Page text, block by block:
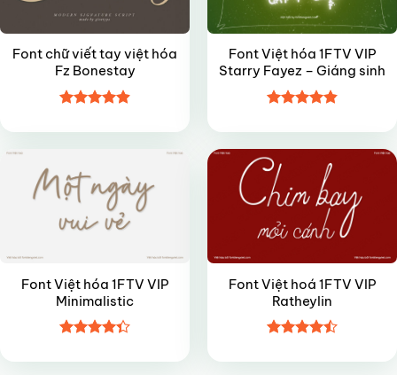
Font chữ viết tay việt hóa
Fz Bonestay
hạng4.95
Font Việt hóa 1FTV VIP
Starry Fayez – Giáng sinh
hạng4.85
5 sao
Font Việt hóa 1FTV VIP
Minimalistic
hạng4.35
Font Việt hoá 1FTV VIP
Ratheylin
hạng4.5